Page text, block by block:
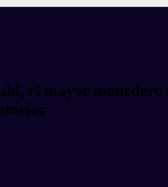
el mayor